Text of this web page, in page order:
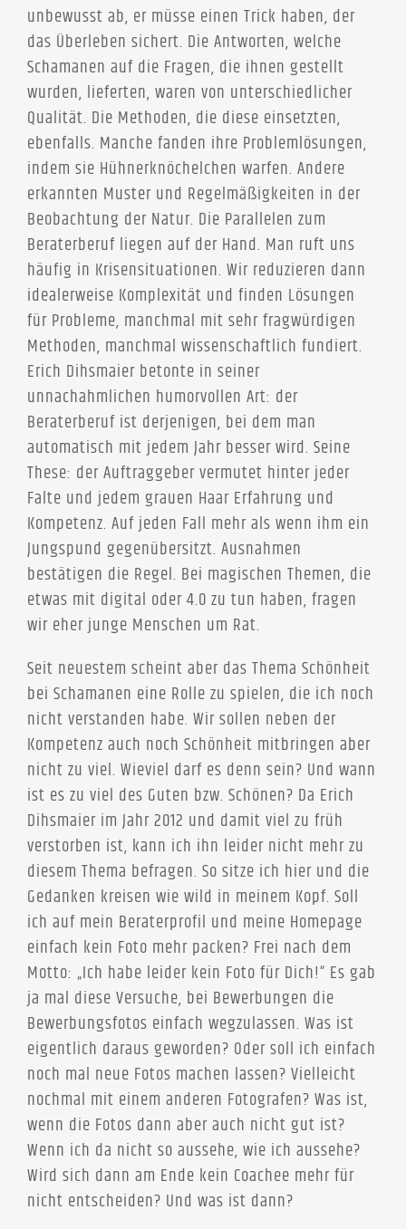
unbewusst ab, er müsse einen Trick haben, der
das Überleben sichert. Die Antworten, welche
Schamanen auf die Fragen, die ihnen gestellt
wurden, lieferten, waren von unterschiedlicher
Qualität. Die Methoden, die diese einsetzten,
ebenfalls. Manche fanden ihre Problemlösungen,
indem sie Hühnerknöchelchen warfen. Andere
erkannten Muster und Regelmäßigkeiten in der
Beobachtung der Natur. Die Parallelen zum
Beraterberuf liegen auf der Hand. Man ruft uns
häufig in Krisensituationen. Wir reduzieren dann
idealerweise Komplexität und finden Lösungen
für Probleme, manchmal mit sehr fragwürdigen
Methoden, manchmal wissenschaftlich fundiert.
Erich Dihsmaier betonte in seiner
unnachahmlichen humorvollen Art: der
Beraterberuf ist derjenigen, bei dem man
automatisch mit jedem Jahr besser wird. Seine
These: der Auftraggeber vermutet hinter jeder
Falte und jedem grauen Haar Erfahrung und
Kompetenz. Auf jeden Fall mehr als wenn ihm ein
Jungspund gegenübersitzt. Ausnahmen
bestätigen die Regel. Bei magischen Themen, die
etwas mit digital oder 4.0 zu tun haben, fragen
wir eher junge Menschen um Rat.
Seit neuestem scheint aber das Thema Schönheit
bei Schamanen eine Rolle zu spielen, die ich noch
nicht verstanden habe. Wir sollen neben der
Kompetenz auch noch Schönheit mitbringen aber
nicht zu viel. Wieviel darf es denn sein? Und wann
ist es zu viel des Guten bzw. Schönen? Da Erich
Dihsmaier im Jahr 2012 und damit viel zu früh
verstorben ist, kann ich ihn leider nicht mehr zu
diesem Thema befragen. So sitze ich hier und die
Gedanken kreisen wie wild in meinem Kopf. Soll
ich auf mein Beraterprofil und meine Homepage
einfach kein Foto mehr packen? Frei nach dem
Motto: „Ich habe leider kein Foto für Dich!“ Es gab
ja mal diese Versuche, bei Bewerbungen die
Bewerbungsfotos einfach wegzulassen. Was ist
eigentlich daraus geworden? Oder soll ich einfach
noch mal neue Fotos machen lassen? Vielleicht
nochmal mit einem anderen Fotografen? Was ist,
wenn die Fotos dann aber auch nicht gut ist?
Wenn ich da nicht so aussehe, wie ich aussehe?
Wird sich dann am Ende kein Coachee mehr für
nicht entscheiden? Und was ist dann?